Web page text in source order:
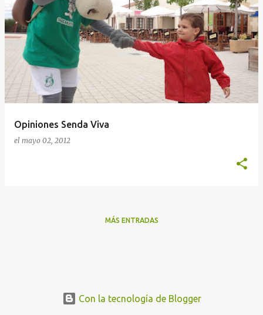
E
n
d
Opiniones Senda Viva
el mayo 02, 2012
MÁS ENTRADAS
Con la tecnología de Blogger